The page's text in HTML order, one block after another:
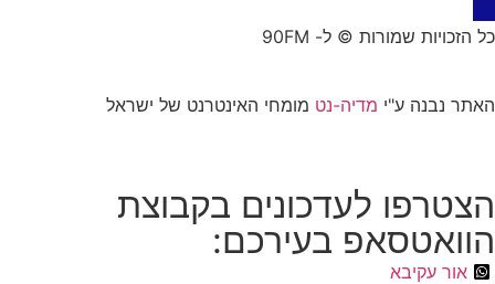
כל הזכויות שמורות © ל- 90FM
האתר נבנה ע"י מדיה-נט מומחי האינטרנט של ישראל
הצטרפו לעדכונים בקבוצת
הוואטסאפ בעירכם:
אור עקיבא